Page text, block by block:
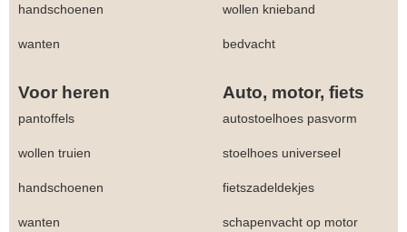
handschoenen wollen knieband
wanten bedvacht
Voor heren Auto, motor, fiets
pantoffels autostoelhoes pasvorm
wollen truien stoelhoes universeel
handschoenen fietszadeldekjes
wanten schapenvacht op motor